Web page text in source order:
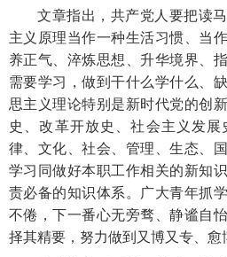
文章指出，共产党人要把读
主义原理当作一种生活习惯、当
养正气、淬炼思想、升华境界、
需要学习，做到干什么学什么、
思主义理论特别是新时代党的创
史、改革开放史、社会主义发
律、文化、社会、管理、生态、
学习同做好本职工作相关的新知
责必备的知识体系。广大青年抓
不倦，下一番心无旁骛、静谧自
择其精要，努力做到又博又专、愈